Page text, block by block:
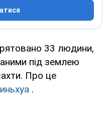
33 людини,
під землею
Про це
.